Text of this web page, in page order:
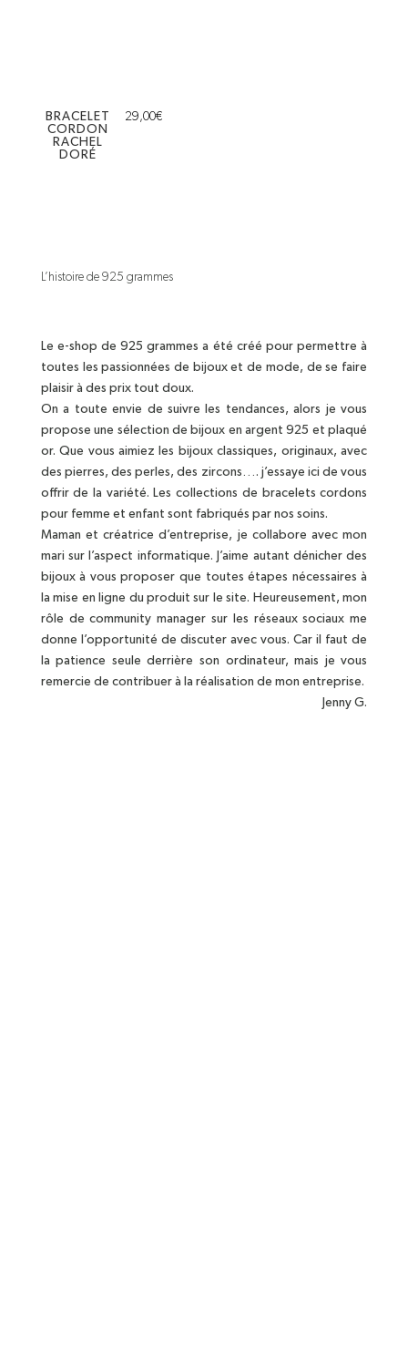
BRACELET
CORDON
RACHEL
DORÉ
29,00€
L’histoire de 925 grammes
Le e-shop de 925 grammes a été créé pour permettre à
toutes les passionnées de bijoux et de mode, de se faire
plaisir à des prix tout doux.
On a toute envie de suivre les tendances, alors je vous
propose une sélection de bijoux en argent 925 et plaqué
or. Que vous aimiez les bijoux classiques, originaux, avec
des pierres, des perles, des zircons…. j’essaye ici de vous
offrir de la variété. Les collections de bracelets cordons
pour femme et enfant sont fabriqués par nos soins.
Maman et créatrice d’entreprise, je collabore avec mon
mari sur l’aspect informatique. J’aime autant dénicher des
bijoux à vous proposer que toutes étapes nécessaires à
la mise en ligne du produit sur le site. Heureusement, mon
rôle de community manager sur les réseaux sociaux me
donne l’opportunité de discuter avec vous. Car il faut de
la patience seule derrière son ordinateur, mais je vous
remercie de contribuer à la réalisation de mon entreprise.
Jenny G.